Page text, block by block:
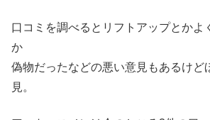
口コミを調べるとリフトアップとかよ
か
偽物だったなどの悪い意見もあるけど
見。